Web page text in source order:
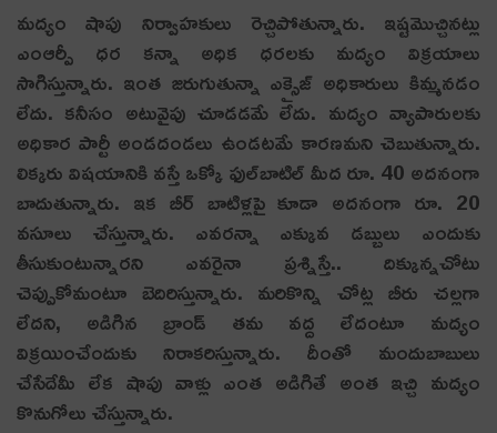
మ‌ద్యం షాపు నిర్వాహకులు రెచ్చిపోతున్నారు. ఇష్టమొచ్చినట్లు
ఎంఆర్పీ ధ‌ర‌ కన్నా అధిక ధరలకు మద్యం విక్రయాలు
సాగిస్తున్నారు. ఇంత జ‌రుగుతున్నా ఎక్సైజ్ అధికారులు కిమ్మనడం
లేదు. కనీసం అటువైపు చూడడమే లేదు. మ‌ద్యం వ్యాపారుల‌కు
అధికార పార్టీ అండ‌దండ‌లు ఉండ‌ట‌మే కార‌ణ‌మ‌ని చెబుతున్నారు.
లిక్క‌రు విష‌యానికి వ‌స్తే ఒక్కో ఫుల్‌బాటిల్ మీద రూ. 40 అద‌నంగా
బాదుతున్నారు. ఇక బీర్ బాటిళ్ల‌పై కూడా అద‌నంగా రూ. 20
వ‌సూలు చేస్తున్నారు. ఎవ‌ర‌న్నా ఎక్కువ డబ్బులు ఎందుకు
తీసుకుంటున్నారని ఎవరైనా ప్రశ్నిస్తే.. దిక్కున్న‌చోటు
చెప్పుకోమంటూ బెదిరిస్తున్నారు. మరికొన్ని చోట్ల‌ బీరు చల్లగా
లేదని, అడిగిన బ్రాండ్ తమ వద్ద లేదంటూ మద్యం
విక్రయించేందుకు నిరాకరిస్తున్నారు. దీంతో మందుబాబులు
చేసేదేమీ లేక షాపు వాళ్లు ఎంత అడిగితే అంత ఇచ్చి మద్యం
కొనుగోలు చేస్తున్నారు.